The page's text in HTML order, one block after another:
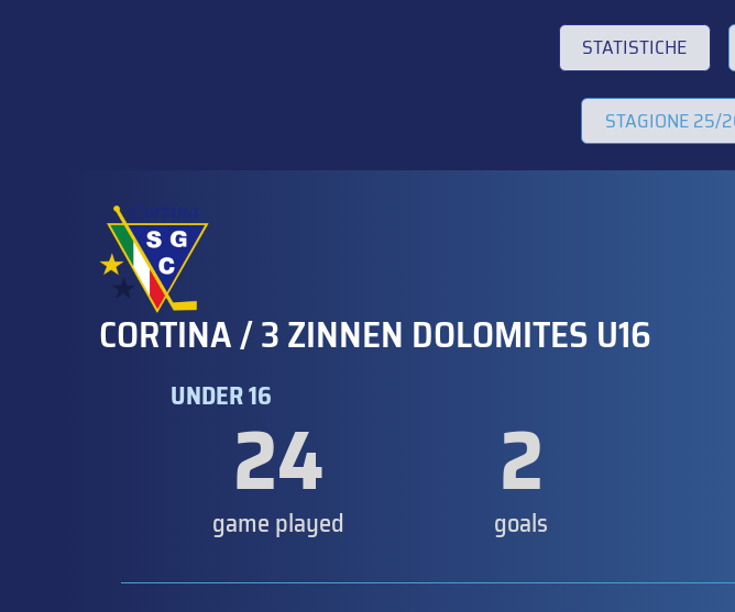
STATISTICHE
CORTINA / 3 ZINNEN DOLOMITES U16
UNDER 1624
game played 2
goals